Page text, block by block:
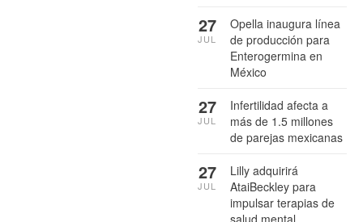
Opella inaugura línea
de producción para
Enterogermina en
México
27
JUL
Infertilidad afecta a
más de 1.5 millones
de parejas mexicanas
27
JUL
Lilly adquirirá
AtaiBeckley para
impulsar terapias de
27
JUL